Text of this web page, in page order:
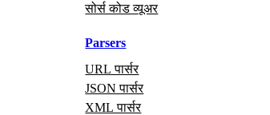
सोर्स कोड व्यूअर
Parsers
URL पार्सर
JSON पार्सर
XML पार्सर